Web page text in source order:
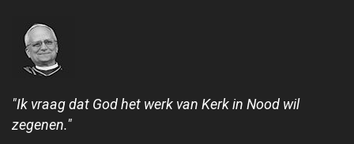
"Ik vraag dat God het werk van Kerk in Nood wil
zegenen."